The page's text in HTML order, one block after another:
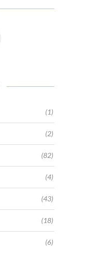
(1)
(2)
(82)
(4)
(43)
(18)
(6)